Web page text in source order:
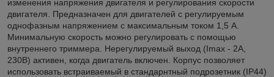
изменения напряжения двигателя и регулирования скорости
двигателя. Предназначен для двигателей с регулируемым
однофазным напряжением с максимальным током 1,5 А.
Минимальную скорость можно регулировать с помощью
внутреннего триммера. Нерегулируемый выход (Imax - 2A,
230В) активен, когда двигатель включен. Корпус позволяет
использовать встраиваемый в стандарнтный подрозетник (IP44)